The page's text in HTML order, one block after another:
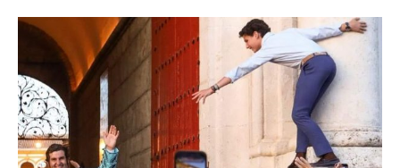
convulsionado han bajado muchos enteros. Otro que no, que
tanto entusiasmo, verdadero, falso, exagerado, razonable,
ilógico o sensato aumenta la afición a los toros.